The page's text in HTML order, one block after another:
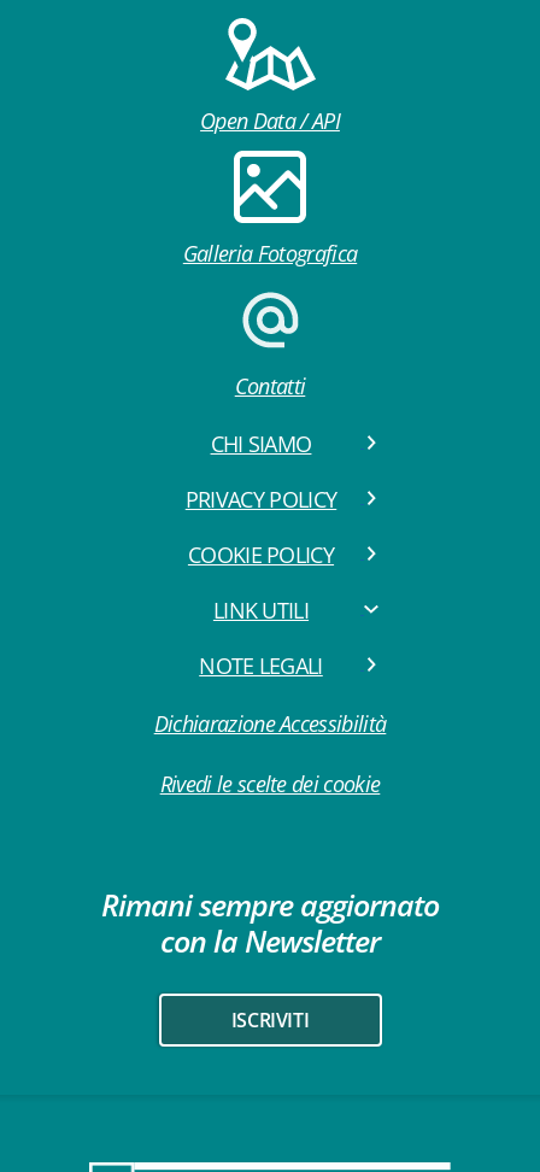
Open Data / API
Galleria Fotografica
Contatti
CHI SIAMO
PRIVACY POLICY
COOKIE POLICY
LINK UTILI
NOTE LEGALI
Dichiarazione Accessibilità
Rivedi le scelte dei cookie
Rimani sempre aggiornato
con la Newsletter
ISCRIVITI